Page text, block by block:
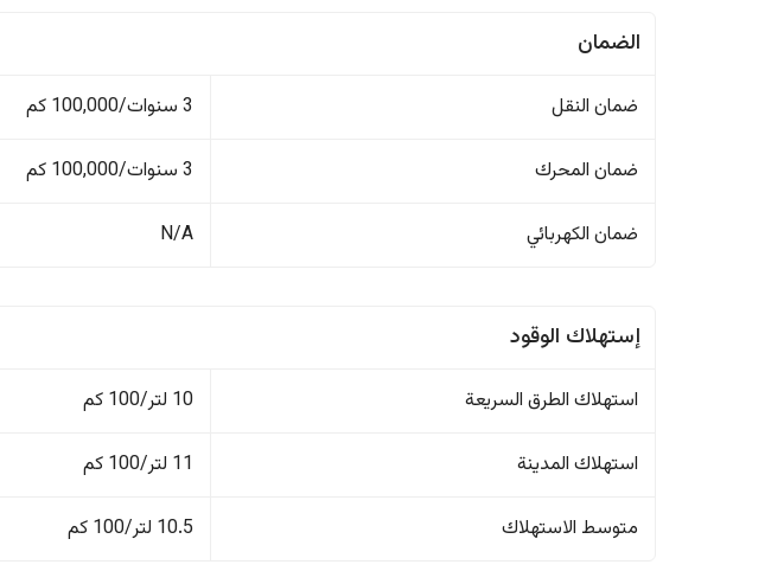
الضمان
ضمان النقل 3 سنوات/100,000 كم
ضمان المحرك 3 سنوات/100,000 كم
ضمان الكهربائي N/A
إستهلاك الوقود
استهلاك الطرق السريعة 10 لتر/100 كم
استهلاك المدينة 11 لتر/100 كم
متوسط الاستهلاك 10.5 لتر/100 كم